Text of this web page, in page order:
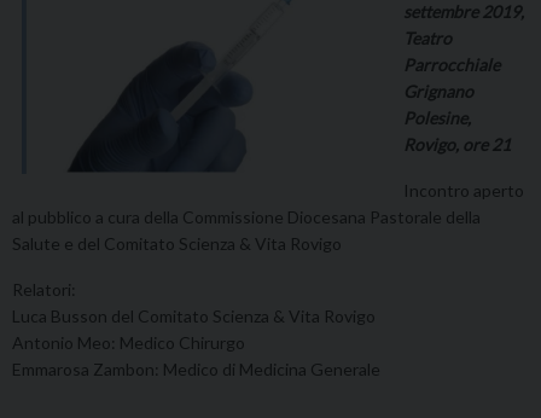
settembre 2019,
Teatro
Parrocchiale
Grignano
Polesine,
Rovigo, ore 21
Incontro aperto
al pubblico a cura della Commissione Diocesana Pastorale della
Salute e del Comitato Scienza & Vita Rovigo
Relatori:
Luca Busson del Comitato Scienza & Vita Rovigo
Antonio Meo: Medico Chirurgo
Emmarosa Zambon: Medico di Medicina Generale